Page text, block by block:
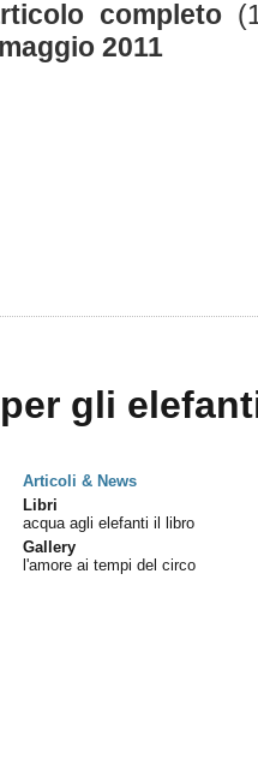
completo
2011
gli
Articoli & News
Libri
acqua agli elefanti il libro
Gallery
l'amore ai tempi del circo